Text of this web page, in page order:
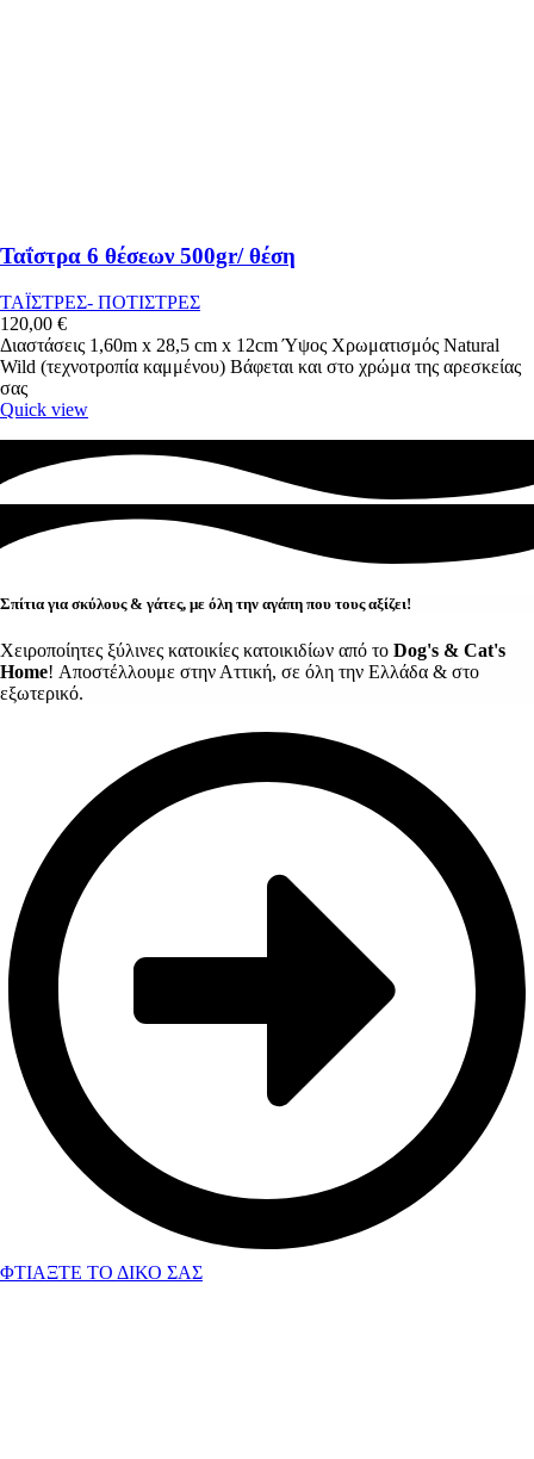
Ταΐστρα 6 θέσεων 500gr/ θέση
ΤΑΪΣΤΡΕΣ- ΠΟΤΙΣΤΡΕΣ
120,00 €
Διαστάσεις 1,60m x 28,5 cm x 12cm Ύψος Χρωματισμός Natural
Wild (τεχνοτροπία καμμένου) Βάφεται και στο χρώμα της αρεσκείας
σας
Quick view
Σπίτια για σκύλους & γάτες, με όλη την αγάπη που τους αξίζει!
Χειροποίητες ξύλινες κατοικίες κατοικιδίων από το Dog's & Cat's
Home! Αποστέλλουμε στην Αττική, σε όλη την Ελλάδα & στο
εξωτερικό.
ΦΤΙΑΞΤΕ ΤΟ ΔΙΚΟ ΣΑΣ